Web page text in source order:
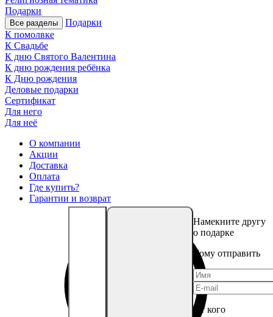
Намекните другу
о подарке
Кому отправить
От кого
Подарки
Все разделы
Подарки
К помолвке
К Свадьбе
К дню Святого Валентина
К дню рождения ребёнка
К Дню рождения
Деловые подарки
Сертификат
Для него
Для неё
О компании
Акции
Доставка
Оплата
Где купить?
Гарантии и возврат